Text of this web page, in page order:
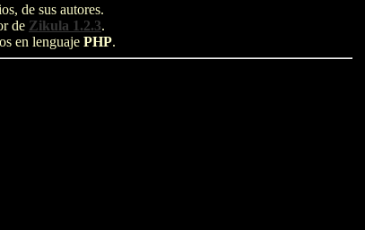
de sus autores.
de Zikula 1.2.3.
en lenguaje PHP.